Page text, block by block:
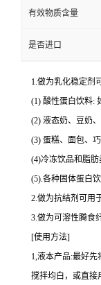
有效物质含量
是否进口
1.做为乳化稳定剂
(1) 酸性蛋白饮料:
(2) 液态奶、豆奶
(3) 蛋糕、面包、
(4)冷冻饮品和脂肪
(5).各种固体蛋白
2.做为抗结剂可用
3.做为可溶性腾食
[使用方法]
1,液本产品:最好
搅拌均白，或直接